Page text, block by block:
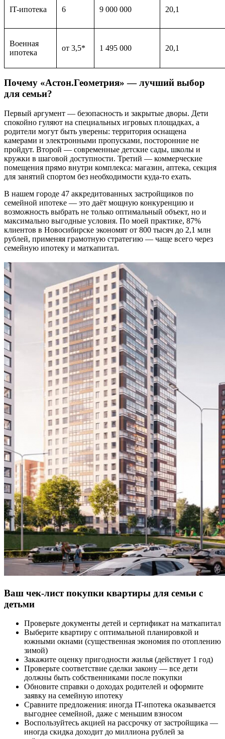
IT-ипотека 6 9 000 000 20,1
Военная
ипотека
от 3,5* 1 495 000 20,1
Почему «Астон.Геометрия» — лучший выбор
для семьи?
Первый аргумент — безопасность и закрытые дворы. Дети
спокойно гуляют на специальных игровых площадках, а
родители могут быть уверены: территория оснащена
камерами и электронными пропусками, посторонние не
пройдут. Второй — современные детские сады, школы и
кружки в шаговой доступности. Третий — коммерческие
помещения прямо внутри комплекса: магазин, аптека, секция
для занятий спортом без необходимости куда-то ехать.
В нашем городе 47 аккредитованных застройщиков по
семейной ипотеке — это даёт мощную конкуренцию и
возможность выбрать не только оптимальный объект, но и
максимально выгодные условия. По моей практике, 87%
клиентов в Новосибирске экономят от 800 тысяч до 2,1 млн
рублей, применяя грамотную стратегию — чаще всего через
семейную ипотеку и маткапитал.
Ваш чек-лист покупки квартиры для семьи с
детьми
Проверьте документы детей и сертификат на маткапитал
Выберите квартиру с оптимальной планировкой и
южными окнами (существенная экономия по отоплению
зимой)
Закажите оценку пригодности жилья (действует 1 год)
Проверьте соответствие сделки закону — все дети
должны быть собственниками после покупки
Обновите справки о доходах родителей и оформите
заявку на семейную ипотеку
Сравните предложения: иногда IT-ипотека оказывается
выгоднее семейной, даже с меньшим взносом
Воспользуйтесь акцией на рассрочку от застройщика —
иногда скидка доходит до миллиона рублей за